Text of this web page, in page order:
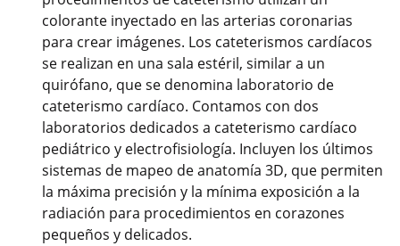
colorante inyectado en las arterias coronarias
para crear imágenes. Los cateterismos cardíacos
se realizan en una sala estéril, similar a un
quirófano, que se denomina laboratorio de
cateterismo cardíaco. Contamos con dos
laboratorios dedicados a cateterismo cardíaco
pediátrico y electrofisiología. Incluyen los últimos
sistemas de mapeo de anatomía 3D, que permiten
la máxima precisión y la mínima exposición a la
radiación para procedimientos en corazones
pequeños y delicados.